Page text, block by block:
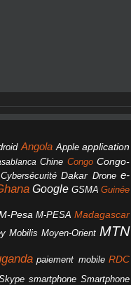
Angola Apple application
Chine Congo Congo-
Cybersécurité Dakar Drone e-
Google GSMA Guinée
Pesa M-PESA Madagascar
Mobilis Moyen-Orient MTN
paiement mobile RDC
smartphone Smartphone